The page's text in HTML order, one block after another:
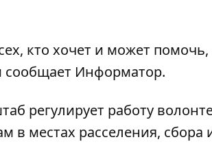
кто хочет и может
сообщает Информатор.
регулирует работу
в местах расселения, сбора